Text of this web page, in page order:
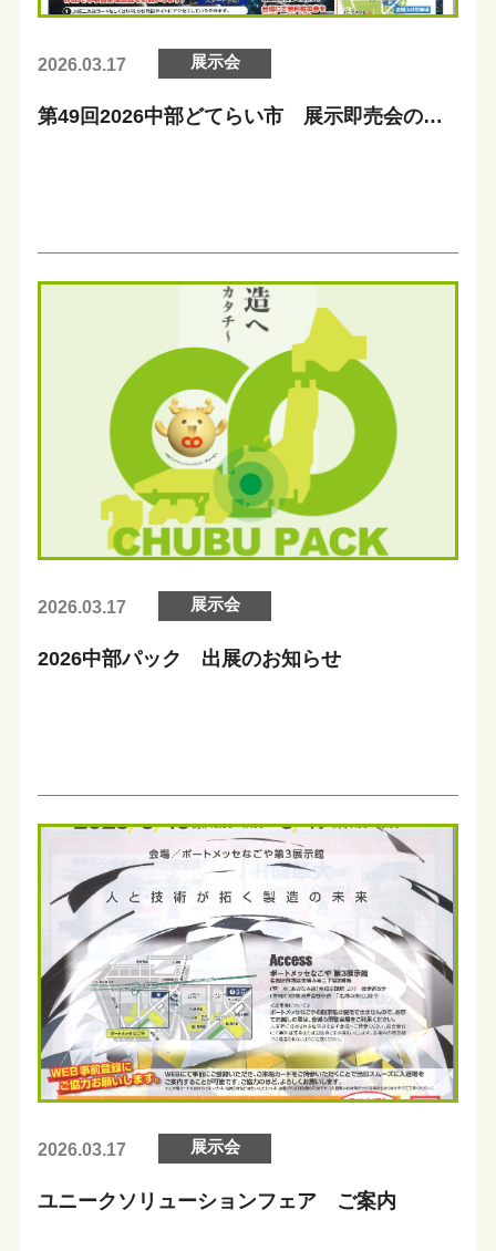
2026.03.17 展示会
第49回2026中部どてらい市 展示即売会のお
2026.03.17 展示会
2026中部パック 出展のお知らせ
2026.03.17 展示会
ユニークソリューションフェア ご案内